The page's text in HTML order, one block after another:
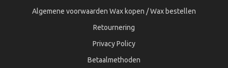
Algemene voorwaarden Wax kopen / Wax bestellen
Retournering
Privacy Policy
Betaalmethoden